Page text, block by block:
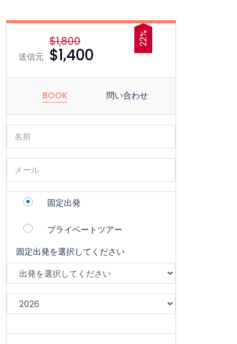
22%
送信元
$1,800
$1,400
BOOK 問い合わせ
固定出発
プライベートツアー
固定出発を選択してください